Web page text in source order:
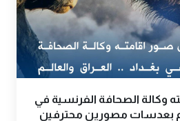
الصحافة الفرنسية في
بعدسات مصورين محترفين